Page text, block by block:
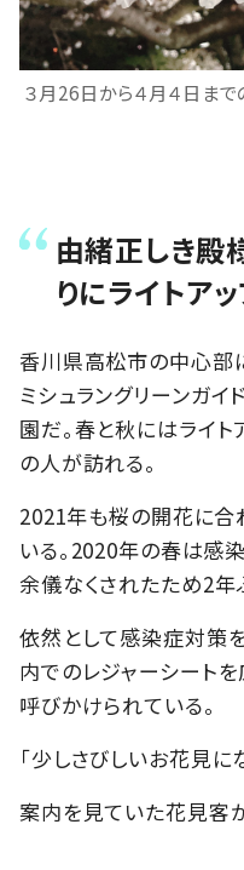
３月26日から４月４日ま
由緒正しき殿
りにライトア
香川県高松市の中心部
ミシュラングリーンガ
園だ。春と秋にはライ
の人が訪れる。
2021年も桜の開花に合
いる。 2020年の春は感
余儀なくされたため2年
依然として感染症対策
内でのレジャーシート
呼びかけられている。
「少しさびしいお花見
案内を見ていた花見客